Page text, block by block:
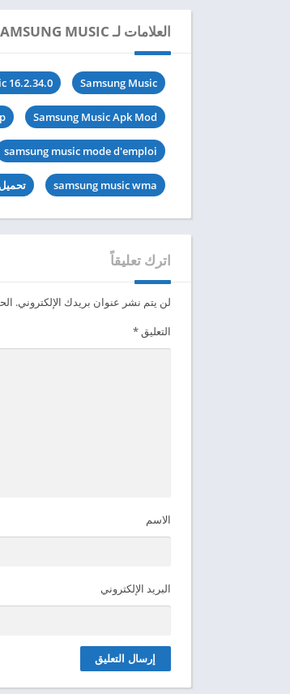
العلامات لـ SAMSUNG MUSIC
Samsung Music
16.2.34.0
Samsung Music Apk Mod
samsung music mode d'emploi
samsung music wma تحميل Samsung Music مهكرة
اترك تعليقاً
لن يتم نشر عنوان بريدك الإلكتروني.
التعليق*
الاسم
البريد الإلكتروني